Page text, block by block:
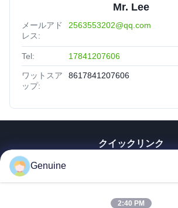
Mr. Lee
メールアド
レス:
2563553202@qq.com
Tel: 17841207606
ワットスア
ップ:
8617841207606
クイックリンク
企業情報
Genuine
2:40 PM